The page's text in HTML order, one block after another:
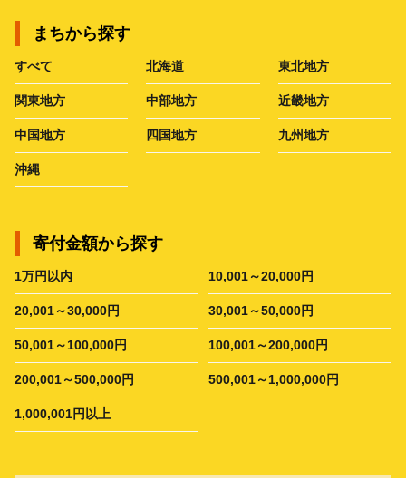
まちから探す
すべて 北海道 東北地方
関東地方 中部地方 近畿地方
中国地方 四国地方 九州地方
沖縄
寄付金額から探す
1万円以内 10,001～20,000円
20,001～30,000円 30,001～50,000円
50,001～100,000円 100,001～200,000円
200,001～500,000円 500,001～1,000,000円
1,000,001円以上